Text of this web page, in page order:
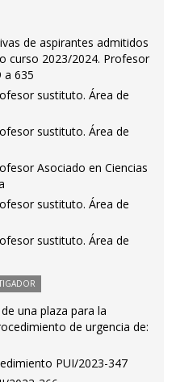
de aspirantes admitidos
curso 2023/2024. Profesor
a 635
sustituto. Área de
sustituto. Área de
Asociado en Ciencias
sustituto. Área de
sustituto. Área de
una plaza para la
de urgencia de:
PUI/2023-347